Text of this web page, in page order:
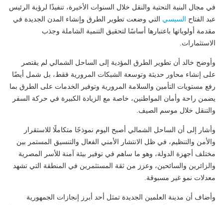
في مجال البنية التحتية والنقل خلال السنوات الأخيرة، تنفيذًا لرؤية الرئيس
عبد الفتاح
السيسي التي وضعت تطوير الطرق وإنشاء المدن الجديدة في
مقدمة أولوياتها باعتبارها أساسًا لتحقيق التنمية الشاملة وجذب
الاستثمارات.
وأوضح خالد أن تطوير الطرق المؤدية إلى الساحل الشمالي لم يقتصر
على إنشاء محاور حديثة وتوسعة الشبكات المرورية فقط، بل شمل أيضًا
رفع مستويات التأمين والسلامة المرورية وتوفير الخدمات على الطرق بما
يضمن راحة وأمان المواطنين، خاصة مع الزيادة الكبيرة في حركة السفر
والتنقل خلال موسم الصيف.
وأشار إلى أن الساحل الشمالي أصبح اليوم نموذجًا متكاملًا للاستقرار
والأمن والتنظيم، في ظل الانتشار الأمني الفعال والتنسيق المستمر بين
مختلف أجهزة الدولة، وهو ما ساهم في توفير بيئة آمنة للأسر المصرية
والزائرين والسائحين، وعزز من ثقة المستثمرين في المنطقة التي تشهد
معدلات نمو غير مسبوقة.
وأضاف أن مدينة العلمين الجديدة تمثل أحد أبرز إنجازات الجمهورية